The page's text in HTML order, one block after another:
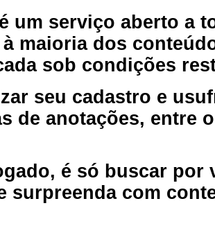
um serviço aberto a
maioria dos
sob condições
seu cadastro e
de anotações, entre
é só buscar por
surpreenda com